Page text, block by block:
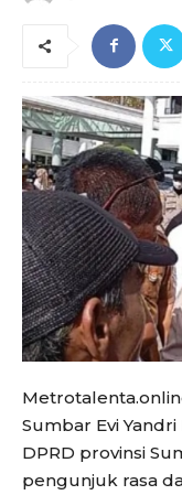
Sumbar Evi
DPRD provinsi
pengunjuk rasa